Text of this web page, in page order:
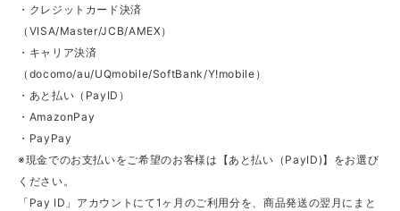
・クレジットカード決済
（VISA/Master/JCB/AMEX）
・キャリア決済
（docomo/au/UQmobile/SoftBank/Y!mobile）
・あと払い（PayID）
・AmazonPay
・PayPay
※現金でのお支払いをご希望のお客様は【あと払い（PayID)】をお選び
ください。
「Pay ID」アカウントにて1ヶ月のご利用分を、商品発送の翌月にまと